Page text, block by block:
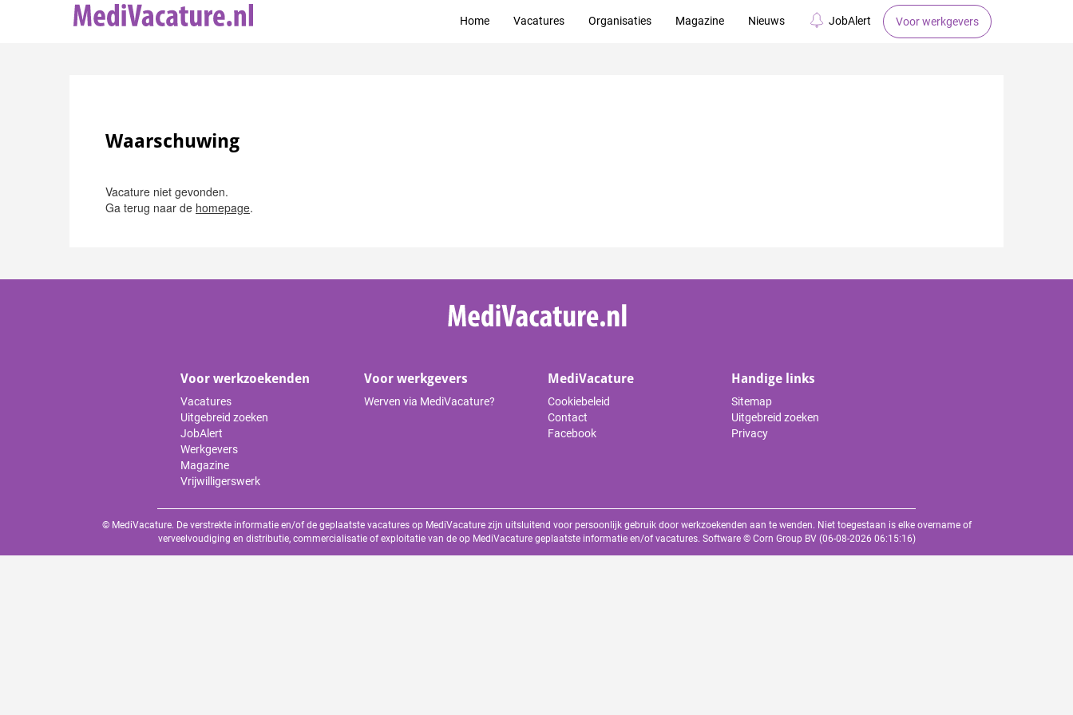
Home Vacatures Organisaties Magazine Nieuws JobAlert Voor werkgevers
Waarschuwing
Vacature niet gevonden.
Ga terug naar de homepage.
Voor werkzoekenden
Vacatures
Uitgebreid zoeken
JobAlert
Werkgevers
Magazine
Vrijwilligerswerk
Voor werkgevers
Werven via MediVacature?
MediVacature
Cookiebeleid
Contact
Facebook
Handige links
Sitemap
Uitgebreid zoeken
Privacy
© MediVacature. De verstrekte informatie en/of de geplaatste vacatures op MediVacature zijn uitsluitend voor persoonlijk gebruik door werkzoekenden aan te wenden. Niet toegestaan is elke overname of
verveelvoudiging en distributie, commercialisatie of exploitatie van de op MediVacature geplaatste informatie en/of vacatures. Software © Corn Group BV(06-08-2026 06:15:16)